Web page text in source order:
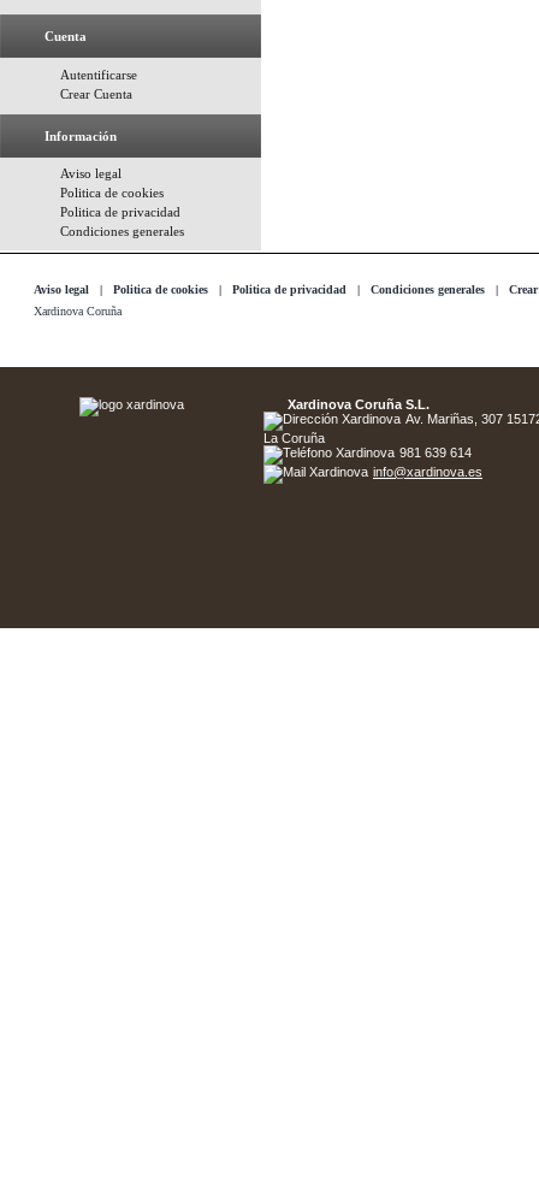
Cuenta
Autentificarse
Crear Cuenta
Información
Aviso legal
Politica de cookies
Politica de privacidad
Condiciones generales
Aviso legal | Politica de cookies | Politica de privacidad | Condiciones generales |
Xardinova Coruña
Xardinova Coruña S.L.
Av. Mariñas, 307
La Coruña
981 639 614
info@xardinova.es